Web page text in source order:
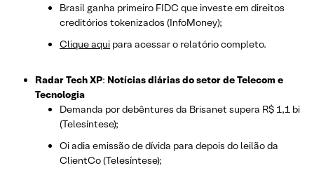
Brasil ganha primeiro FIDC que investe em direitos
creditórios tokenizados (InfoMoney);
Clique aqui para acessar o relatório completo.
Radar Tech XP: Notícias diárias do setor de Telecom e
Tecnologia
Demanda por debêntures da Brisanet supera R$ 1,1 bi
(Telesíntese);
Oi adia emissão de dívida para depois do leilão da
ClientCo (Telesíntese);